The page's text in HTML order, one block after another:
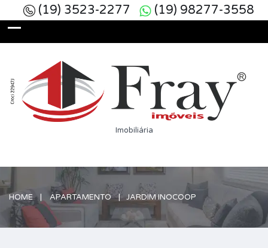
(19) 98277-3558
(19) 3523-2277
Imobiliária
HOME APARTAMENTO JARDIM INOCOOP